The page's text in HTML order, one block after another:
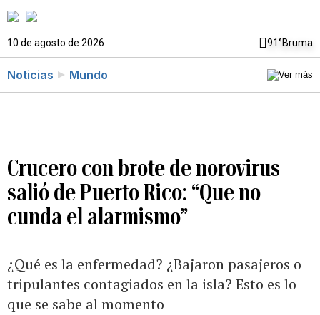
10 de agosto de 2026 91°Bruma
Noticias Mundo
Crucero con brote de norovirus
salió de Puerto Rico: “Que no
cunda el alarmismo”
¿Qué es la enfermedad? ¿Bajaron pasajeros o
tripulantes contagiados en la isla? Esto es lo
que se sabe al momento